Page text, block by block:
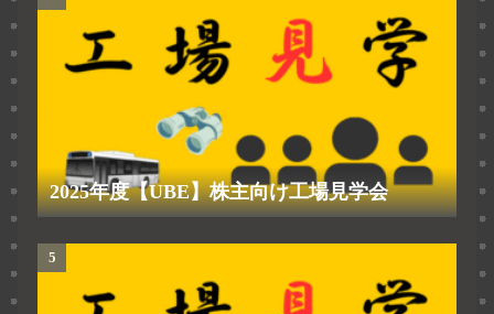
2025年度【UBE】株主向け工場見学会